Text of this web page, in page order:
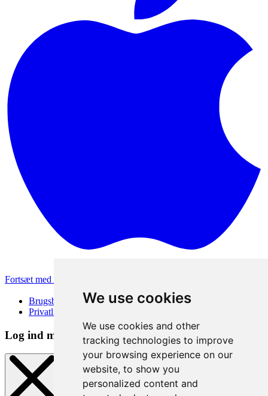
We use cookies
We use cookies and other
tracking technologies to improve
your browsing experience on our
website, to show you
personalized content and
Fortsæt med Apple
Brugsbetingelser
Privatlivspolitik
Log ind metode